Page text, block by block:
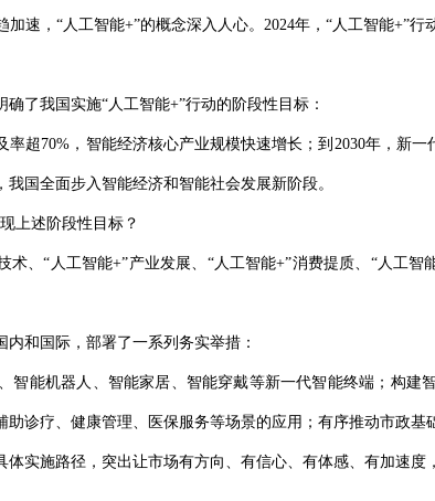
速，“人工智能+”的概念深入人心。2024年，“人工智能+”
了我国实施“人工智能+”行动的阶段性目标：
超70%，智能经济核心产业规模快速增长；到2030年，新
国全面步入智能经济和智能社会发展新阶段。
上述阶段性目标？
、“人工智能+”产业发展、“人工智能+”消费提质、“人工智
和国际，部署了一系列务实举措：
智能机器人、智能家居、智能穿戴等新一代智能终端；构建
助诊疗、健康管理、医保服务等场景的应用；有序推动市政
实施路径，突出让市场有方向、有信心、有体感、有加速度